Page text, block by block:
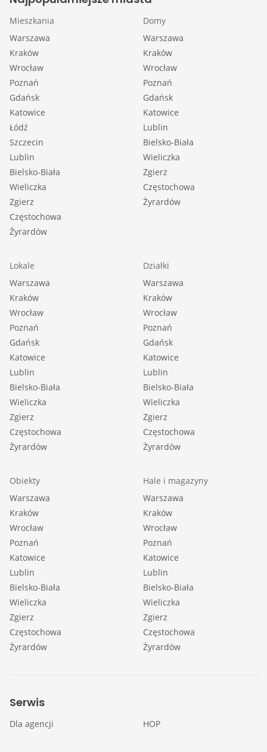
Mieszkania
Warszawa
Kraków
Wrocław
Poznań
Gdańsk
Katowice
Łódź
Szczecin
Lublin
Bielsko-Biała
Wieliczka
Zgierz
Częstochowa
Żyrardów
Domy
Warszawa
Kraków
Wrocław
Poznań
Gdańsk
Katowice
Lublin
Bielsko-Biała
Wieliczka
Zgierz
Częstochowa
Żyrardów
Lokale
Warszawa
Kraków
Wrocław
Poznań
Gdańsk
Katowice
Lublin
Bielsko-Biała
Wieliczka
Zgierz
Częstochowa
Żyrardów
Działki
Warszawa
Kraków
Wrocław
Poznań
Gdańsk
Katowice
Lublin
Bielsko-Biała
Wieliczka
Zgierz
Częstochowa
Żyrardów
Obiekty
Warszawa
Kraków
Wrocław
Poznań
Katowice
Lublin
Bielsko-Biała
Wieliczka
Zgierz
Częstochowa
Żyrardów
Hale i magazyny
Warszawa
Kraków
Wrocław
Poznań
Katowice
Lublin
Bielsko-Biała
Wieliczka
Zgierz
Częstochowa
Żyrardów
Serwis
Dla agencji HOP